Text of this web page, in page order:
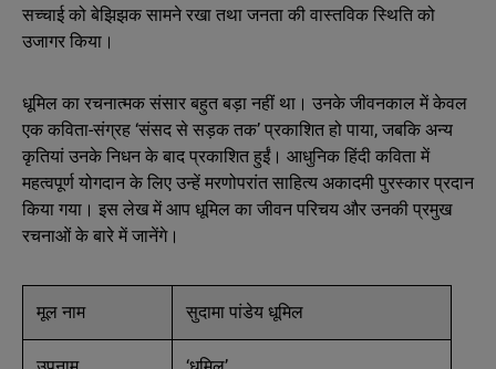
सच्चाई को बेझिझक सामने रखा तथा जनता की वास्तविक स्थिति को
उजागर किया।
धूमिल का रचनात्मक संसार बहुत बड़ा नहीं था। उनके जीवनकाल में केवल
एक कविता-संग्रह ‘संसद से सड़क तक’ प्रकाशित हो पाया, जबकि अन्य
कृतियां उनके निधन के बाद प्रकाशित हुईं। आधुनिक हिंदी कविता में
महत्वपूर्ण योगदान के लिए उन्हें मरणोपरांत साहित्य अकादमी पुरस्कार प्रदान
किया गया। इस लेख में आप धूमिल का जीवन परिचय और उनकी प्रमुख
रचनाओं के बारे में जानेंगे।
मूल नाम सुदामा पांडेय धूमिल